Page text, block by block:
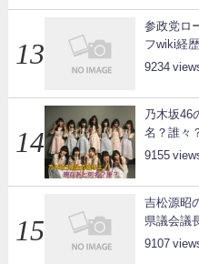
参政党ロ
フwiki経
9234
乃木坂46
名？誰々
9155
吉松源昭
県議会議
9107